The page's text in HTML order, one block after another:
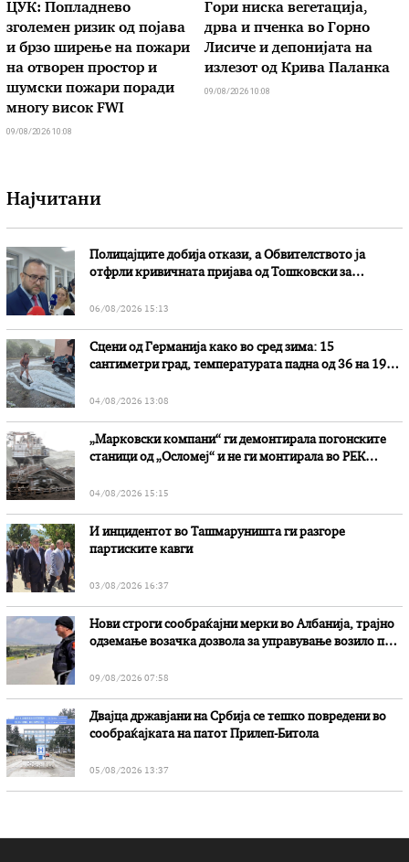
ЦУК: Попладнево
зголемен ризик од појава
и брзо ширење на пожари
на отворен простор и
шумски пожари поради
многу висок FWI
09/08/2026 10:08
Гори ниска вегетација,
дрва и пченка во Горно
Лисиче и депонијата на
излезот од Крива Паланка
09/08/2026 10:08
Најчитани
Полицајците добија откази, а Обвителството ја
отфрли кривичната пријава од Тошковски за
06/08/2026 15:13
Сцени од Германија како во сред зима: 15
сантиметри град, температурата падна од 36 на 19
04/08/2026 13:08
„Марковски компани“ ги демонтирала погонските
станици од „Осломеј“ и не ги монтирала во РЕК
04/08/2026 15:15
И инцидентот во Ташмаруништa ги разгоре
партиските кавги
03/08/2026 16:37
Нови строги сообраќајни мерки во Aлбанија, трајно
одземање возачка дозвола за управување возило под
09/08/2026 07:58
Двајца државјани на Србија се тешко повредени во
сообраќајката на патот Прилеп-Битола
05/08/2026 13:37